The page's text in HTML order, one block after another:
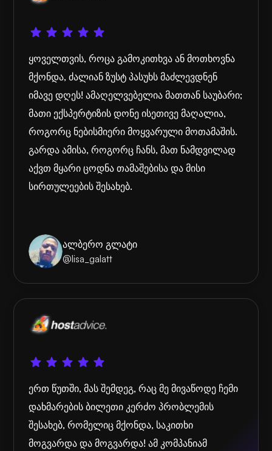
ყოველთვის, როცა გამოკითხვა ან მოთხოვნა
მქონდა, ძალიან ზუსტ პასუხს მაძლევდნენ
იმავე დღეს! ამაღელვებელია მათთან საუბარი;
მათი ექსპერტიზის დონე ისეთივე მაღალია,
როგორც ნებისმიერი მოყვარული მოთამაშის.
გარდა ამისა, როგორც ჩანს, მათ ნამდვილად
აქვთ მყარი ცოდნა თამაშებისა და მისი
სირთულეების შესახებ.
ალბერო გლატი
@lisa_galatt
ერთ წუთში, მას შემდეგ, რაც მე მივაწოდე ჩემი
დახმარების ბილეთი კერძო პრობლემის
შესახებ, რომელიც მქონდა, საკითხი
მოგვარდა და მოგვარდა! ამ კომპანიამ